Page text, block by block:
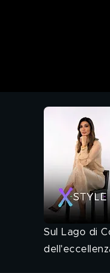
Sul Lago di